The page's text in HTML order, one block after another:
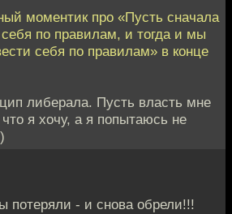
моментик про «Пусть сначала
по правилам, и тогда и мы
себя по правилам» в конце
либерала. Пусть власть мне
я хочу, а я попытаюсь не
потеряли - и снова обрели!!!